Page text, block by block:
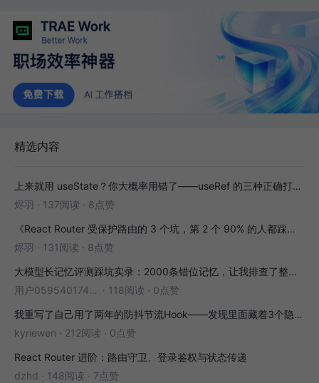
精选内容
上来就用 useState？你大概率用错了——useRef 的三种正确打开方式
烬羽 · 137阅读 · 8点赞
《React Router 受保护路由的 3 个坑，第 2 个 90% 的人都踩过》
烬羽 · 131阅读 · 8点赞
大模型长记忆评测踩坑实录：2000条错位记忆，让我排查了整整3小时
用户05954017446 · 118阅读 · 0点赞
我重写了自己用了两年的防抖节流Hook——发现里面藏着3个隐藏bug
kyriewen · 212阅读 · 0点赞
React Router 进阶：路由守卫、登录鉴权与状态传递
dzhd · 148阅读 · 7点赞